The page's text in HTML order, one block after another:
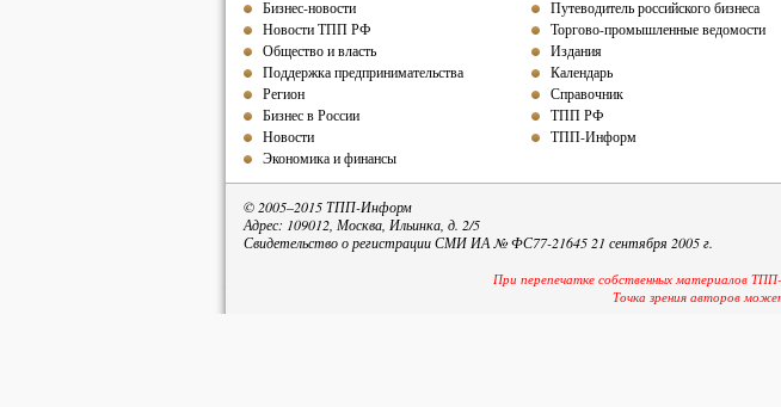
Бизнес-новости
Новости ТПП РФ
Общество и власть
Поддержка предпринимательства
Регион
Бизнес в России
Новости
Экономика и финансы
Путеводитель российского бизнеса
Торгово-промышленные ведомости
Издания
Календарь
Справочник
ТПП РФ
ТПП-Информ
© 2005–2015 ТПП-Информ
Адрес: 109012, Москва, Ильинка, д. 2/5
Свидетельство о регистрации СМИ ИА № ФС77-21645 21 сентября 2005 г.
При перепечатке собственных материалов
Точка зрения авторов